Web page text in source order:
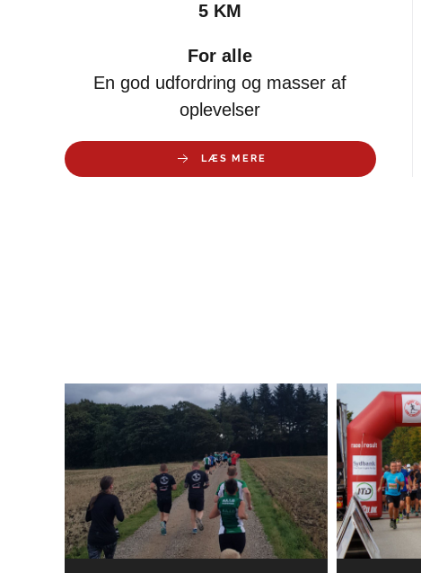
5 KM
For alle
En god udfordring og masser af
oplevelser
LÆS MERE